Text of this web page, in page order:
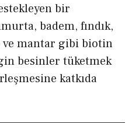
bir
badem, fındık,
ve mantar gibi biotin
besinler tüketmek
katkıda